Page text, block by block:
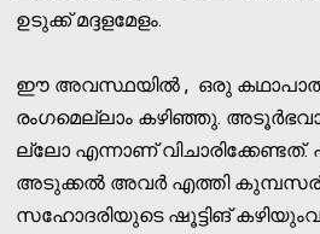
ഉടുക്ക് മദ്ദളമേളം.
ഈ അവസ്ഥയില്‍ , ഒരു
രംഗമെല്ലാം കഴിഞ്ഞു.
ല്ലോ എന്നാണ് വിചാരിക്കേണ്ടത്.
അടുക്കല്‍ അവര്‍ എത്തി
സഹോദരിയുടെ ഷൂട്ടിങ്